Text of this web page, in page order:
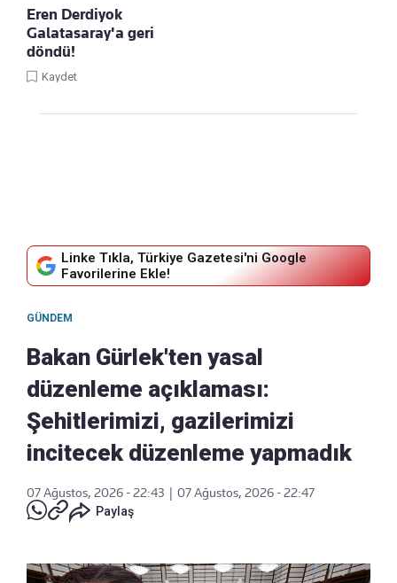
Eren Derdiyok
Galatasaray'a geri
döndü!
Kaydet
Linke Tıkla, Türkiye Gazetesi'ni Google
Favorilerine Ekle!
GÜNDEM
Bakan Gürlek'ten yasal
düzenleme açıklaması:
Şehitlerimizi, gazilerimizi
incitecek düzenleme yapmadık
07 Ağustos, 2026 - 22:43
07 Ağustos, 2026 - 22:47
Paylaş